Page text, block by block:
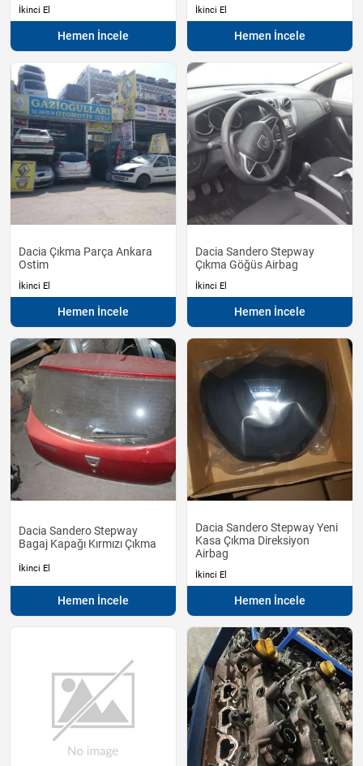
İkinci El
Hemen İncele
İkinci El
Hemen İncele
Dacia Çıkma Parça Ankara
Ostim
İkinci El
Hemen İncele
Dacia Sandero Stepway
Çıkma Göğüs Airbag
İkinci El
Hemen İncele
Dacia Sandero Stepway
Bagaj Kapağı Kırmızı Çıkma
İkinci El
Hemen İncele
Dacia Sandero Stepway Yeni
Kasa Çıkma Direksiyon
Airbag
İkinci El
Hemen İncele